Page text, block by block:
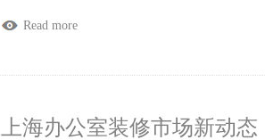
Read more
上海办公室装修市场新动